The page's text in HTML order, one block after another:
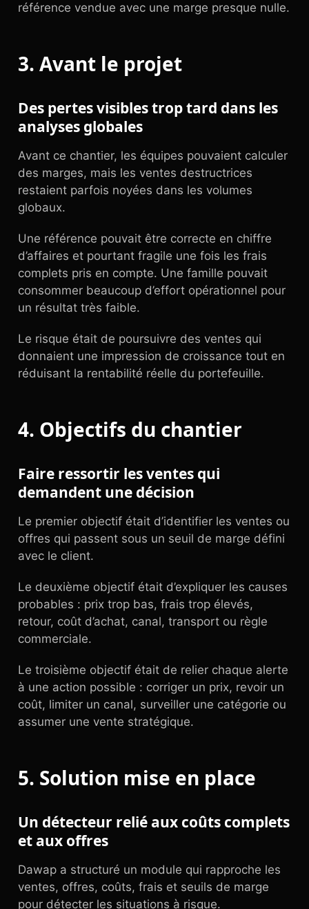
référence vendue avec une marge presque nulle.
3. Avant le projet
Des pertes visibles trop tard dans les
analyses globales
Avant ce chantier, les équipes pouvaient calculer
des marges, mais les ventes destructrices
restaient parfois noyées dans les volumes
globaux.
Une référence pouvait être correcte en chiffre
d’affaires et pourtant fragile une fois les frais
complets pris en compte. Une famille pouvait
consommer beaucoup d’effort opérationnel pour
un résultat très faible.
Le risque était de poursuivre des ventes qui
donnaient une impression de croissance tout en
réduisant la rentabilité réelle du portefeuille.
4. Objectifs du chantier
Faire ressortir les ventes qui
demandent une décision
Le premier objectif était d’identifier les ventes ou
offres qui passent sous un seuil de marge défini
avec le client.
Le deuxième objectif était d’expliquer les causes
probables : prix trop bas, frais trop élevés,
retour, coût d’achat, canal, transport ou règle
commerciale.
Le troisième objectif était de relier chaque alerte
à une action possible : corriger un prix, revoir un
coût, limiter un canal, surveiller une catégorie ou
assumer une vente stratégique.
5. Solution mise en place
Un détecteur relié aux coûts complets
et aux offres
Dawap a structuré un module qui rapproche les
ventes, offres, coûts, frais et seuils de marge
pour détecter les situations à risque.